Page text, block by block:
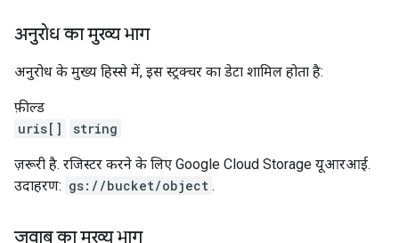
अनुरोध का मुख्य भाग
अनुरोध के मुख्य हिस्से में, इस स्ट्रक्चर का डेटा शामिल होता है:
फ़ील्ड
uris[]
string
ज़रूरी है. रजिस्टर करने के लिए Google Cloud Storage यूआरआई.
उदाहरण: gs://bucket/object .
जवाब का मुख्य भाग